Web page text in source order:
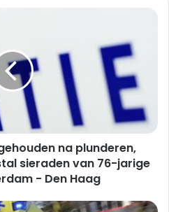
na plunderen,
sieraden van 76-jarige
- Den Haag